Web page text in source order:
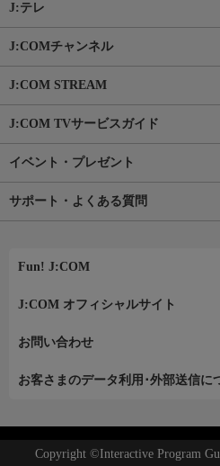
J:テレ
J:COMチャンネル
J:COM STREAM
J:COM TVサービスガイド
イベント・プレゼント
サポート・よくある質問
Fun! J:COM
J:COM オフィシャルサイト
お問い合わせ
お客さまのデータ利用･外部送信に
Copyright ©Interactive Program